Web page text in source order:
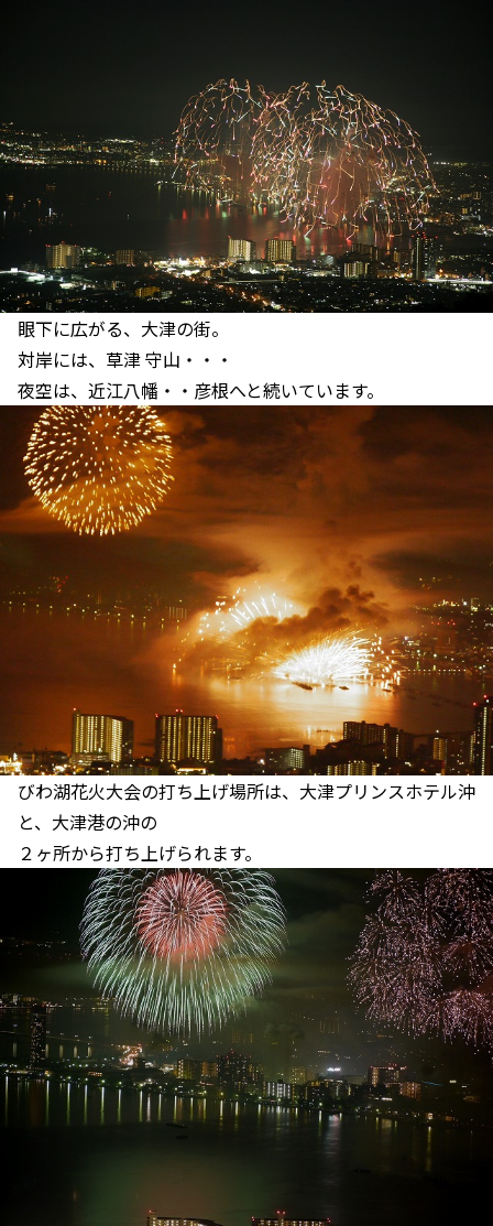
眼下に広がる、大津の街。
対岸には、草津 守山・・・
夜空は、近江八幡・・彦根へと続いています。
びわ湖花火大会の打ち上げ場所は、大津プリンスホテル沖
と、大津港の沖の
２ヶ所から打ち上げられます。